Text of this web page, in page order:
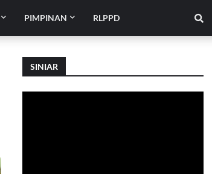
PIMPINAN RLPPD
SINIAR